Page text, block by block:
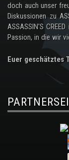
doch auch unser
Diskussionen zu
ASSASSIN'S
Passion, in die wir
Euer geschätztes